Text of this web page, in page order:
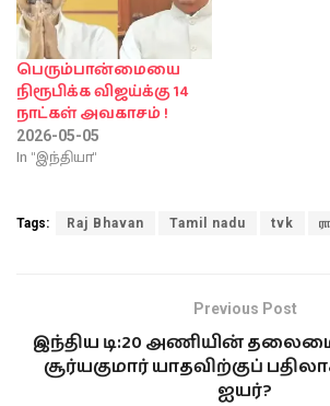
பெரும்பான்மையை
நிரூபிக்க விஜய்க்கு 14
நாட்கள் அவகாசம் !
2026-05-05
In "இந்தியா"
Tags: Raj Bhavan Tamil nadu tvk
Previous Post
இந்திய டி:20 அணியின்
சூர்யகுமார் யாதவிற்குப்
ஐயர்?